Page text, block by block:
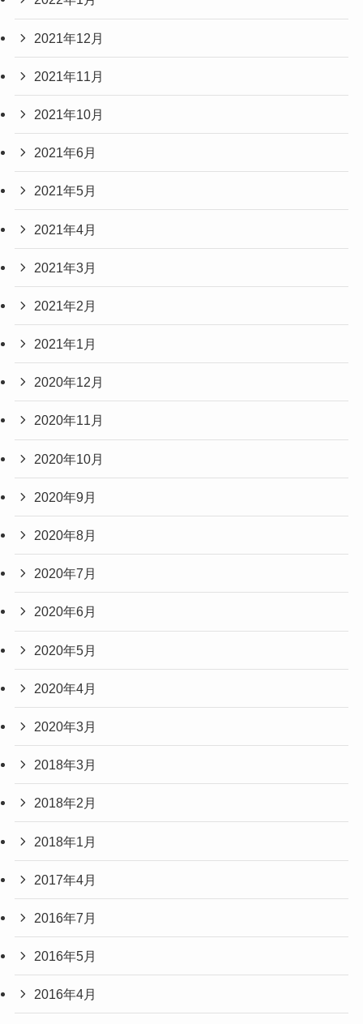
2021年12月
2021年11月
2021年10月
2021年6月
2021年5月
2021年4月
2021年3月
2021年2月
2021年1月
2020年12月
2020年11月
2020年10月
2020年9月
2020年8月
2020年7月
2020年6月
2020年5月
2020年4月
2020年3月
2018年3月
2018年2月
2018年1月
2017年4月
2016年7月
2016年5月
2016年4月